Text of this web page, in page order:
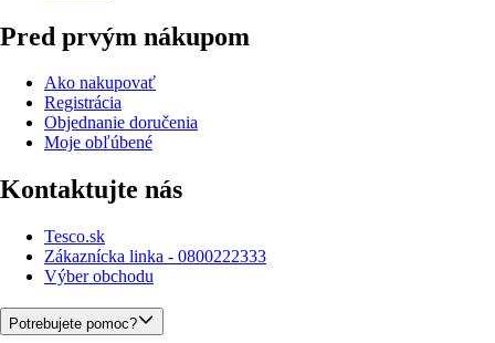
Pred prvým nákupom
Ako nakupovať
Registrácia
Objednanie doručenia
Moje obľúbené
Kontaktujte nás
Tesco.sk
Zákaznícka linka - 0800222333
Výber obchodu
Potrebujete pomoc?